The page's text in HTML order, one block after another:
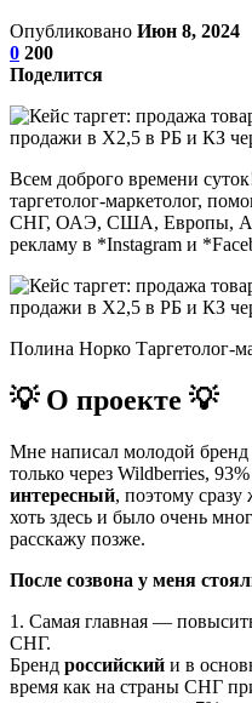
Опубликовано Июн 8, 2024
0 200
Поделится
Всем доброго времени
таргетолог-маркетолог,
СНГ, ОАЭ, США, Европы,
рекламу в *Instagram и
Полина Норко Таргетолог-
💡 О проекте 💡
Мне написал молодой бренд
только через Wildberries,
интересный, поэтому сразу
хоть здесь и было очень
расскажу позже.
После созвона у меня
1. Самая главная —
СНГ.
Бренд российский и в
время как на страны СНГ